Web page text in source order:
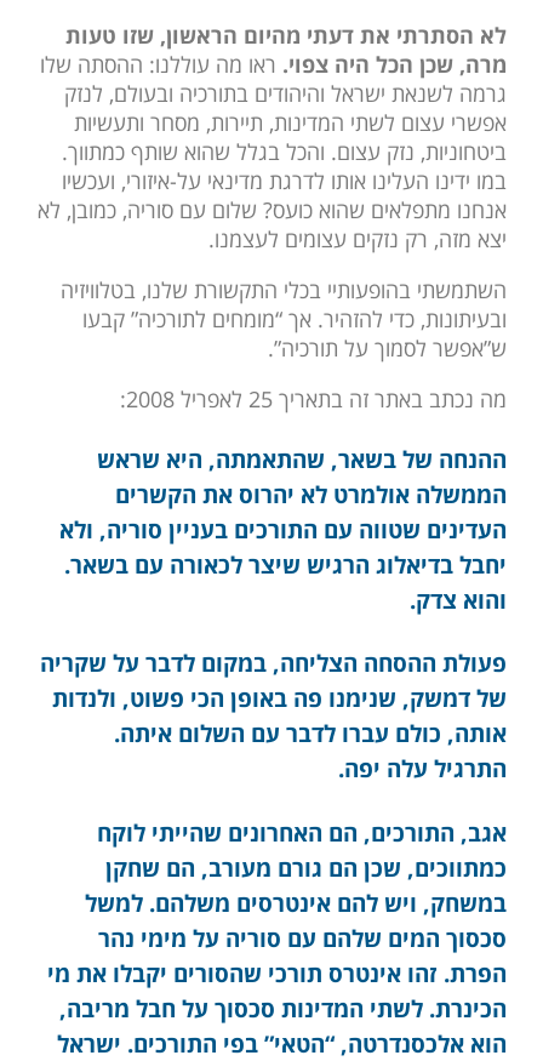
לא הסתרתי את דעתי מהיום הראשון, שזו טעות
מרה, שכן הכל היה צפוי. ראו מה עוללנו: ההסתה שלו
גרמה לשנאת ישראל והיהודים בתורכיה ובעולם, לנזק
אפשרי עצום לשתי המדינות, תיירות, מסחר ותעשיות
ביטחוניות, נזק עצום. והכל בגלל שהוא שותף כמתווך.
במו ידינו העלינו אותו לדרגת מדינאי על-איזורי, ועכשיו
אנחנו מתפלאים שהוא כועס? שלום עם סוריה, כמובן, לא
יצא מזה, רק נזקים עצומים לעצמנו.
השתמשתי בהופעותיי בכלי התקשורת שלנו, בטלוויזיה
ובעיתונות, כדי להזהיר. אך “מומחים לתורכיה” קבעו
ש”אפשר לסמוך על תורכיה”.
מה נכתב באתר זה בתאריך 25 לאפריל 2008:
ההנחה של בשאר, שהתאמתה, היא שראש
הממשלה אולמרט לא יהרוס את הקשרים
העדינים שטווה עם התורכים בעניין סוריה, ולא
יחבל בדיאלוג הרגיש שיצר לכאורה עם בשאר.
והוא צדק.
פעולת ההסחה הצליחה, במקום לדבר על שקריה
של דמשק, שנימנו פה באופן הכי פשוט, ולנדות
אותה, כולם עברו לדבר עם השלום איתה.
התרגיל עלה יפה.
אגב, התורכים, הם האחרונים שהייתי לוקח
כמתווכים, שכן הם גורם מעורב, הם שחקן
במשחק, ויש להם אינטרסים משלהם. למשל
סכסוך המים שלהם עם סוריה על מימי נהר
הפרת. זהו אינטרס תורכי שהסורים יקבלו את מי
הכינרת. לשתי המדינות סכסוך על חבל מריבה,
הוא אלכסנדרטה, “הטאי” בפי התורכים. ישראל